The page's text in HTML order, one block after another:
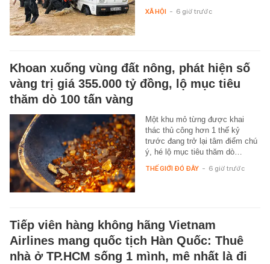
XÃ HỘI - 6 giờ trước
Khoan xuống vùng đất nông, phát hiện số
vàng trị giá 355.000 tỷ đồng, lộ mục tiêu
thăm dò 100 tấn vàng
Một khu mỏ từng được khai
thác thủ công hơn 1 thế kỷ
trước đang trở lại tâm điểm chú
ý, hé lộ mục tiêu thăm dò…
THẾ GIỚI ĐÓ ĐÂY - 6 giờ trước
Tiếp viên hàng không hãng Vietnam
Airlines mang quốc tịch Hàn Quốc: Thuê
nhà ở TP.HCM sống 1 mình, mê nhất là đi